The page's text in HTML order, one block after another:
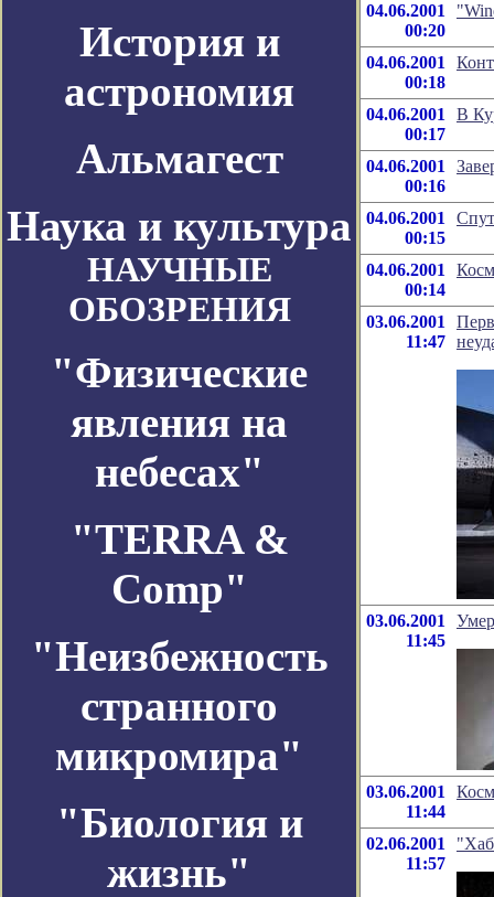
История и
астрономия
Альмагест
Наука и культура
НАУЧНЫЕ
ОБОЗРЕНИЯ
"Физические
явления на
небесах"
"TERRA &
Comp"
"Неизбежность
странного
микромира"
"Биология и
жизнь"
04.06.2001
00:20
04.06.2001
00:18
04.06.2001
00:17
В
04.06.2001
00:16
04.06.2001
00:15
04.06.2001
00:14
03.06.2001
11:47
03.06.2001
11:45
03.06.2001
11:44
02.06.2001
11:57